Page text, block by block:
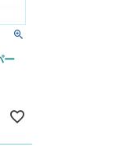
ー